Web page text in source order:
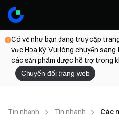
Có vẻ như bạn đang truy cập
vực Hoa Kỳ. Vui lòng chuyển
các sản phẩm được hỗ trợ trong
Chuyển đổi trang web
Tin nhanh Tin nhanh Các